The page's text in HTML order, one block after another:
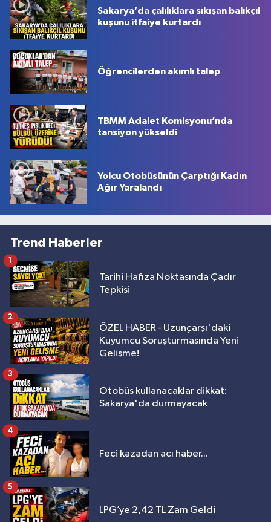
Sakarya’da çalılıklara sıkışan balıkçıl
kuşunu itfaiye kurtardı
Öğrencilerden akımlı talep
TBMM Adalet Komisyonu’nda
tansiyon yükseldi
Yolcu Otobüsünün Çarptığı Kadın
Ağır Yaralandı
Trend Haberler
Tarihi Hafıza Noktasında Çadır
Tepkisi
1
ÖZEL HABER - Uzunçarşı'daki
Kuyumcu Soruşturmasında Yeni
Gelişme!
2
Otobüs kullanacaklar dikkat:
Sakarya'da durmayacak
3
Feci kazadan acı haber...
4
LPG’ye 2,42 TL Zam Geldi
5